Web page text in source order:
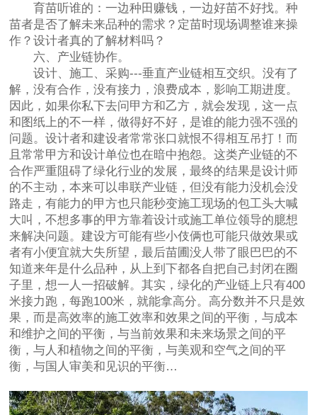
育苗听谁的：一边种田赚钱，一边好苗不好找。种
苗者是否了解未来品种的需求？定苗时现场调整谁来操
作？设计者真的了解材料吗？
六、产业链协作。
设计、施工、采购---垂直产业链相互交织。没有了
解，没有合作，没有接力，浪费成本，影响工期进度。
因此，如果你私下去问甲方和乙方，就会发现，这一点
和图纸上的不一样，做得好不好，是谁的能力强不强的
问题。设计者和建设者常常张口就恨不得相互吊打！而
且常常甲方和设计单位也在暗中抱怨。这类产业链的不
合作严重阻碍了绿化行业的发展，最终的结果是设计师
的不主动，本来可以串联产业链，但没有能力没机会没
路走，有能力的甲方也只能秒变施工现场的包工头大喊
大叫，不想多事的甲方靠着设计或施工单位领导的臆想
来解决问题。建设方可能有些小伎俩也可能只做效果或
者有小便宜就大失所望，最后苗圃没人带了眼巴巴的不
知道来年是什么品种，从上到下都各自把自己封闭在圈
子里，想一人一招破解。其实，绿化的产业链上只有400
米接力跑，每跑100米，就能拿高分。高分数并不只是效
果，而是高效率的施工效率和效果之间的平衡，与成本
和维护之间的平衡，与当前效果和未来场景之间的平
衡，与人和植物之间的平衡，与美观和空气之间的平
衡，与国人审美和见识的平衡…